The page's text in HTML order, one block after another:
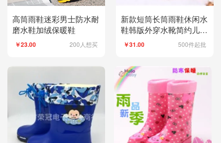
高筒雨鞋迷彩男士防水耐
磨水鞋加绒保暖鞋
￥23.00 200人想买
新款短筒长筒雨鞋休闲水
鞋韩版外穿水靴简约儿童
潮流雨靴3
￥31.00 500件起批